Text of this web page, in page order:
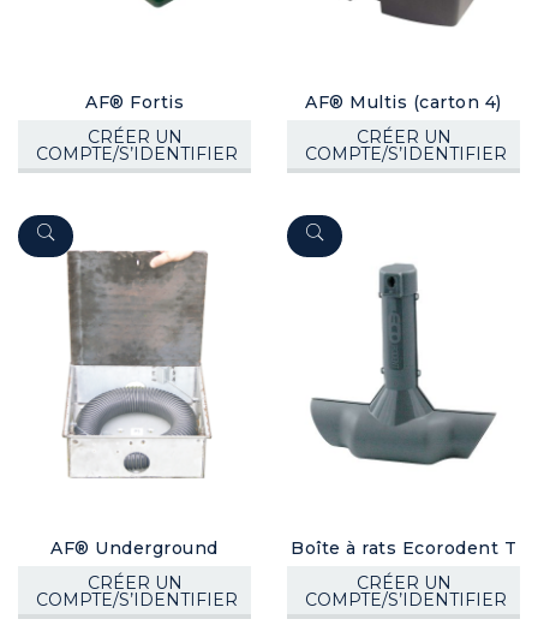
AF® Fortis
CRÉER UN
COMPTE/S’IDENTIFIER
AF® Multis (carton 4)
CRÉER UN
COMPTE/S’IDENTIFIER
AF® Underground
CRÉER UN
COMPTE/S’IDENTIFIER
Boîte à rats Ecorodent T
CRÉER UN
COMPTE/S’IDENTIFIER